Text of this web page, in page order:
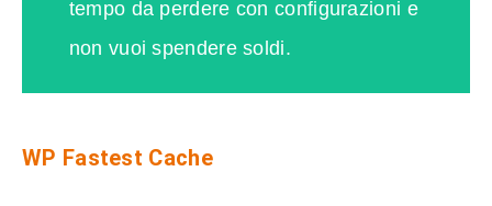
tempo da perdere con configurazioni e
non vuoi spendere soldi.
WP Fastest Cache